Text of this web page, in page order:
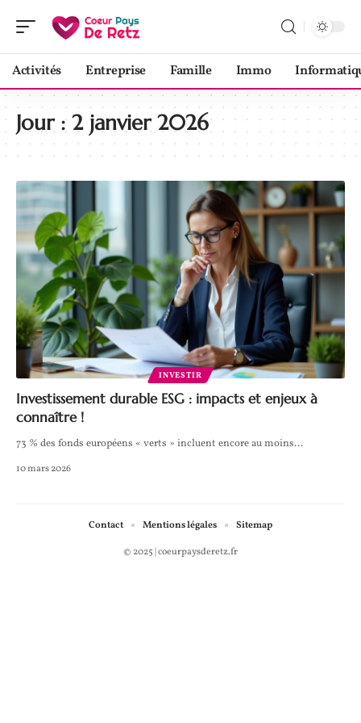
Activités Entreprise Famille Immo
Jour :2 janvier 2026
INVESTIR
Investissement durable ESG : impacts et enjeux à
connaître !
73 % des fonds européens « verts » incluent encore au moins…
10 mars 2026
© 2025 | coeurpaysderetz.fr
Contact Mentions légales Sitemap